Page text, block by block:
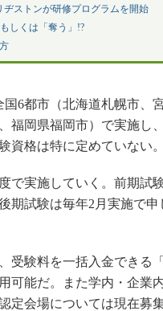
ヂストンが研修プログラムを開始
しくは「奪う」!?
6都市（北海道札幌市、
福岡県福岡市）で実施し
資格は特に定めていない。
で実施していく。前期試
期試験は毎年2月実施で
受験料を一括入金できる
可能だ。また学内・企業
定会場については現在募